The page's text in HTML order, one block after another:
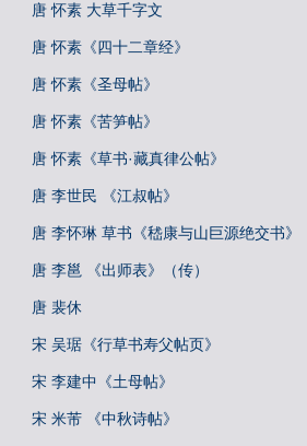
唐 怀素 大草千字文
唐 怀素《四十二章经》
唐 怀素《圣母帖》
唐 怀素《苦笋帖》
唐 怀素《草书·藏真律公帖》
唐 李世民 《江叔帖》
唐 李怀琳 草书《嵇康与山巨源绝交书》
唐 李邕 《出师表》（传）
唐 裴休
宋 吴琚《行草书寿父帖页》
宋 李建中《土母帖》
宋 米芾 《中秋诗帖》